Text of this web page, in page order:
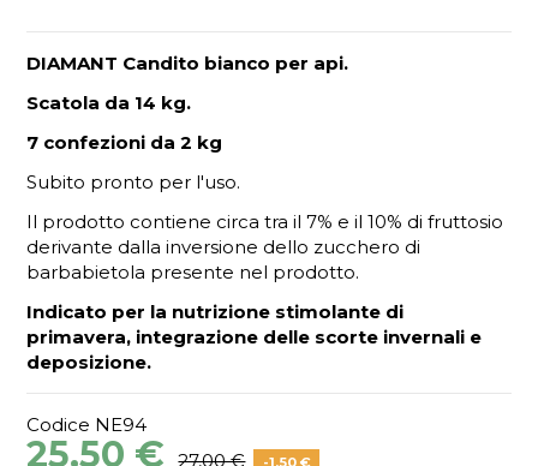
DIAMANT Candito bianco per api.
Scatola da 14 kg.
7 confezioni da 2 kg
Subito pronto per l'uso.
Il prodotto contiene circa tra il 7% e il 10% di fruttosio
derivante dalla inversione dello zucchero di
barbabietola presente nel prodotto.
Indicato per la nutrizione stimolante di
primavera, integrazione delle scorte invernali e
deposizione.
Codice NE94
25,50 € 27,00 € -1,50 €